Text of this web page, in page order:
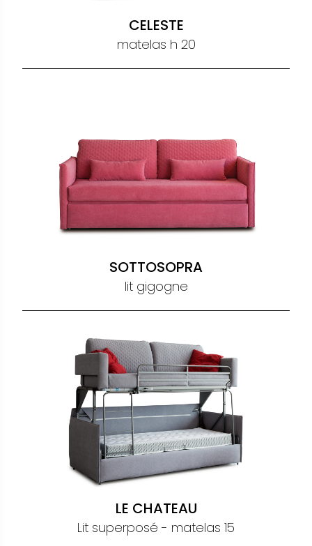
CELESTE
matelas h 20
SOTTOSOPRA
lit gigogne
LE CHATEAU
Lit superposé - matelas 15